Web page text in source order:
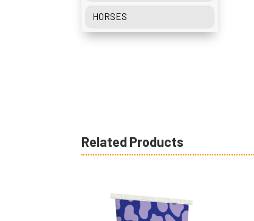
HORSES
Related Products